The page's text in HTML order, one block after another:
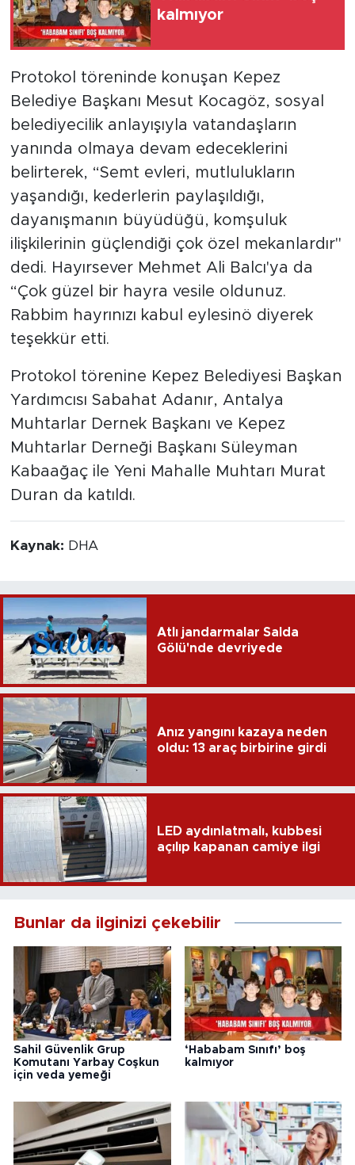
kalmıyor
Protokol töreninde konuşan Kepez
Belediye Başkanı Mesut Kocagöz, sosyal
belediyecilik anlayışıyla vatandaşların
yanında olmaya devam edeceklerini
belirterek, “Semt evleri, mutlulukların
yaşandığı, kederlerin paylaşıldığı,
dayanışmanın büyüdüğü, komşuluk
ilişkilerinin güçlendiği çok özel mekanlardır"
dedi. Hayırsever Mehmet Ali Balcı'ya da
“Çok güzel bir hayra vesile oldunuz.
Rabbim hayrınızı kabul eylesinö diyerek
teşekkür etti.
Protokol törenine Kepez Belediyesi Başkan
Yardımcısı Sabahat Adanır, Antalya
Muhtarlar Dernek Başkanı ve Kepez
Muhtarlar Derneği Başkanı Süleyman
Kabaağaç ile Yeni Mahalle Muhtarı Murat
Duran da katıldı.
Kaynak: DHA
Atlı jandarmalar Salda
Gölü'nde devriyede
Anız yangını kazaya neden
oldu: 13 araç birbirine girdi
LED aydınlatmalı, kubbesi
açılıp kapanan camiye ilgi
Bunlar da ilginizi çekebilir
Sahil Güvenlik Grup
Komutanı Yarbay Coşkun
için veda yemeği
‘Hababam Sınıfı’ boş
kalmıyor